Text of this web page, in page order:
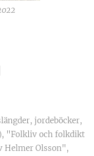
jordeböcker,
"Folkliv och folkdikt
Helmer Olsson",